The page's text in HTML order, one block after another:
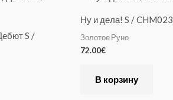
S /
Ну и дела! S / CHM023
Золотое Руно
72.00€
В корзину